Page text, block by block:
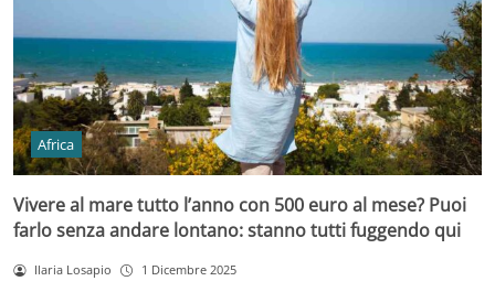
Africa
Vivere al mare tutto l’anno con 500 euro al mese? Puoi
farlo senza andare lontano: stanno tutti fuggendo qui
Ilaria Losapio 1 Dicembre 2025